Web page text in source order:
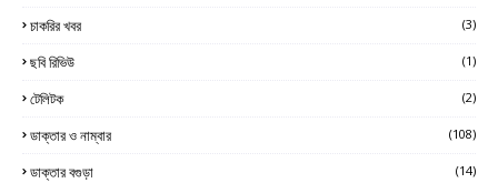
চাকরির খবর (3)
ছবি রিভিউ (1)
টেলিটক (2)
ডাক্তার ও নাম্বার (108)
ডাক্তার বগুড়া (14)